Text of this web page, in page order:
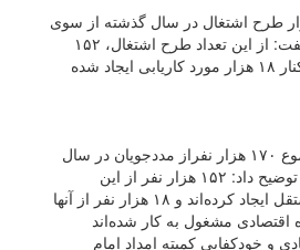
از ایجاد ۱۳۶ هزار طرح اشتغال در سال گذشته از سوی
کمیته امداد خبر داد و گفت: از این تعداد طرح اشتغال، ۱۵۲
هزار فرصت شغلی درکنار ۱۸ هزار مورد کاریابی ایجاد شده
وی با بیان اینکه در مجموع ۱۷۰ هزار نفراز مددجویان در سال
گذشته سرکار رفته‌اند، توضیح داد: ۱۵۲ هزار نفر از این
مددجویان یک شغل مستقل ایجاد کرده‌اند و ۱۸ هزار نفر از آنها
اقتصادی مشغول به کار شده‌اند
و خودکفایی کمیته امداد امام